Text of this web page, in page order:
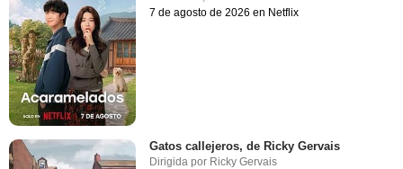
7 de agosto de 2026 en Netflix
Gatos callejeros, de Ricky Gervais
Dirigida por Ricky Gervais